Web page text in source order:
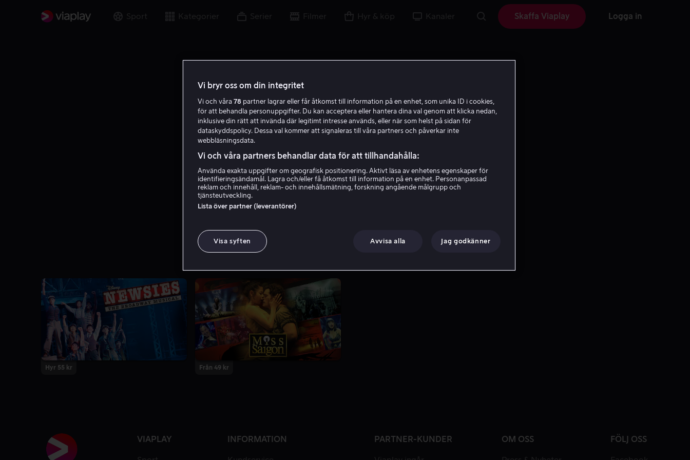
Sport Kategorier Serier Filmer Hyr & köp Kanaler Skaffa Viaplay Logga in
B S
Brett Sullivan
Hyr 55 kr Från 49 kr
VIAPLAY INFORMATION PARTNER-KUNDER OM OSS FÖLJ OSS
Vi bryr oss om din integritet
Vi och våra 78 partner lagrar eller får åtkomst till information på en enhet, som unika ID i cookies,
för att behandla personuppgifter. Du kan acceptera eller hantera dina val genom att klicka nedan,
inklusive din rätt att invända där legitimt intresse används, eller när som helst på sidan för
dataskyddspolicy. Dessa val kommer att signaleras till våra partners och påverkar inte
webbläsningsdata.
Vi och våra partners behandlar data för att tillhandahålla:
Använda exakta uppgifter om geografisk positionering. Aktivt läsa av enhetens egenskaper för
identifieringsändamål. Lagra och/eller få åtkomst till information på en enhet. Personanpassad
reklam och innehåll, reklam- och innehållsmätning, forskning angående målgrupp och
tjänsteutveckling.
Lista över partner (leverantörer)
Visa syften Avvisa alla Jag godkänner